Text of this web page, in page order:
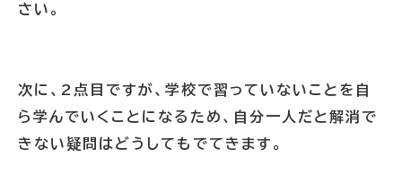
さい。
次に、2点目ですが、学校で習っていないことを自
ら学んでいくことになるため、自分一人だと解消で
きない疑問はどうしてもでてきます。